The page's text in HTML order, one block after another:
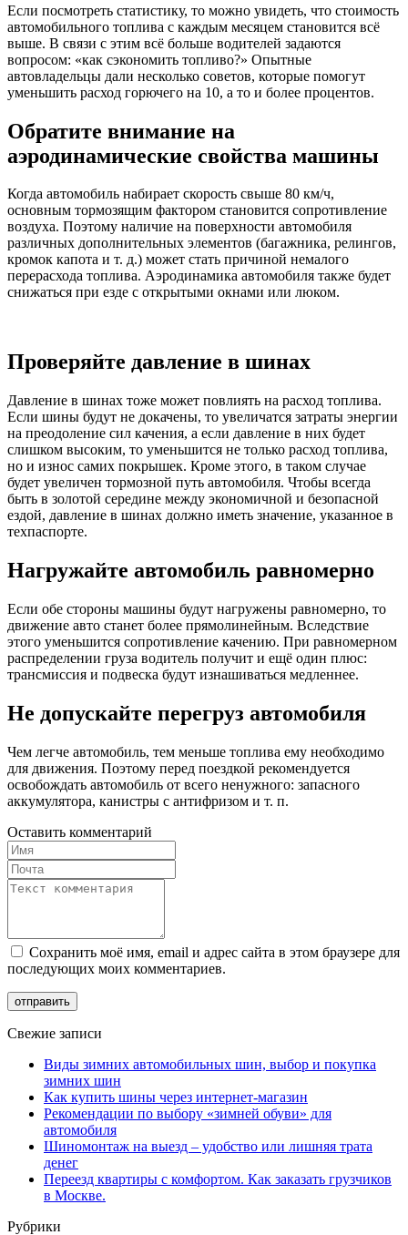
Если посмотреть статистику, то можно увидеть, что стоимость
автомобильного топлива с каждым месяцем становится всё
выше. В связи с этим всё больше водителей задаются
вопросом: «как сэкономить топливо?» Опытные
автовладельцы дали несколько советов, которые помогут
уменьшить расход горючего на 10, а то и более процентов.
Обратите внимание на
аэродинамические свойства машины
Когда автомобиль набирает скорость свыше 80 км/ч,
основным тормозящим фактором становится сопротивление
воздуха. Поэтому наличие на поверхности автомобиля
различных дополнительных элементов (багажника, релингов,
кромок капота и т. д.) может стать причиной немалого
перерасхода топлива. Аэродинамика автомобиля также будет
снижаться при езде с открытыми окнами или люком.
Проверяйте давление в шинах
Давление в шинах тоже может повлиять на расход топлива.
Если шины будут не докачены, то увеличатся затраты энергии
на преодоление сил качения, а если давление в них будет
слишком высоким, то уменьшится не только расход топлива,
но и износ самих покрышек. Кроме этого, в таком случае
будет увеличен тормозной путь автомобиля. Чтобы всегда
быть в золотой середине между экономичной и безопасной
ездой, давление в шинах должно иметь значение, указанное в
техпаспорте.
Нагружайте автомобиль равномерно
Если обе стороны машины будут нагружены равномерно, то
движение авто станет более прямолинейным. Вследствие
этого уменьшится сопротивление качению. При равномерном
распределении груза водитель получит и ещё один плюс:
трансмиссия и подвеска будут изнашиваться медленнее.
Не допускайте перегруз автомобиля
Чем легче автомобиль, тем меньше топлива ему необходимо
для движения. Поэтому перед поездкой рекомендуется
освобождать автомобиль от всего ненужного: запасного
аккумулятора, канистры с антифризом и т. п.
Оставить комментарий
Сохранить моё имя, email и адрес сайта в этом браузере для
последующих моих комментариев.
Свежие записи
Виды зимних автомобильных шин, выбор и покупка
зимних шин
Как купить шины через интернет-магазин
Рекомендации по выбору «зимней обуви» для
автомобиля
Шиномонтаж на выезд – удобство или лишняя трата
денег
Переезд квартиры с комфортом. Как заказать грузчиков
в Москве.
Рубрики